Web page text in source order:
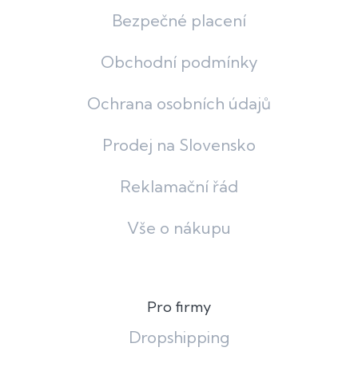
Bezpečné placení
Obchodní podmínky
Ochrana osobních údajů
Prodej na Slovensko
Reklamační řád
Vše o nákupu
Pro firmy
Dropshipping